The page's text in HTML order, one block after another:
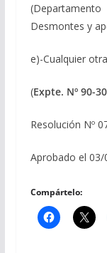
Desmontes y
e)-Cualquier
(Expte. Nº 90-
Resolución Nº
Aprobado el 03/
Compártelo: